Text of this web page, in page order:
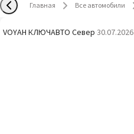
Главная Все автомобили
VOYAH КЛЮЧАВТО Север·30.07.2026